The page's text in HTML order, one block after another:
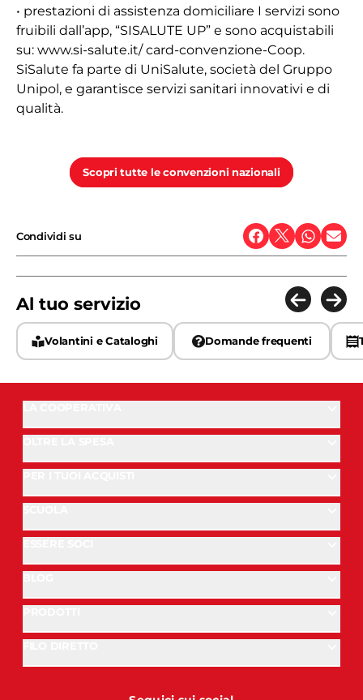
• prestazioni di assistenza domiciliare I servizi sono
fruibili dall’app, “SISALUTE UP” e sono acquistabili
su: www.si-salute.it/ card-convenzione-Coop.
SiSalute fa parte di UniSalute, società del Gruppo
Unipol, e garantisce servizi sanitari innovativi e di
qualità.
Scopri tutte le convenzioni nazionali
Condividi su
Al tuo servizio
Volantini e Cataloghi Domande frequenti